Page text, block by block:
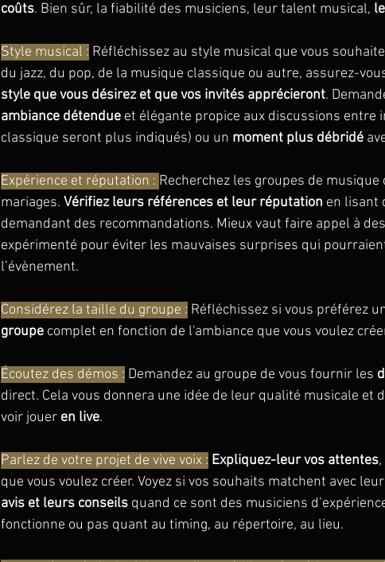
coûts. Bien sûr, la fiabilité des musiciens, leur talent musical,
Style musical : Réfléchissez au style musical que vous
du jazz, du pop, de la musique classique ou autre, assurez-
style que vous désirez et que vos invités apprécieront.
ambiance détendue et élégante propice aux discussions entre
classique seront plus indiqués) ou un moment plus débridé
Expérience et réputation : Recherchez les groupes de musique
mariages. Vérifiez leurs références et leur réputation en lisant
demandant des recommandations. Mieux vaut faire appel à
expérimenté pour éviter les mauvaises surprises qui
l’évènement.
Considérez la taille du groupe : Réfléchissez si vous préférez
groupe complet en fonction de l'ambiance que vous voulez
Écoutez des démos : Demandez au groupe de vous fournir les
direct. Cela vous donnera une idée de leur qualité musicale et
voir jouer en live.
Parlez de votre projet de vive voix : Expliquez-leur vos attentes
que vous voulez créer. Voyez si vos souhaits matchent avec
avis et leurs conseils quand ce sont des musiciens
fonctionne ou pas quant au timing, au répertoire, au lieu.